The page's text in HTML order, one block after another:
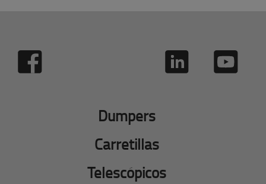
Dumpers
Carretillas
Telescópicos